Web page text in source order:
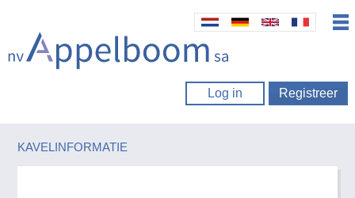
Log in Registreer
KAVELINFORMATIE